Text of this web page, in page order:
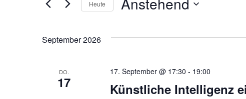
Ansichten,
Navigation
Schlüsselwort.Heute
September 2026
DO.
17 Künstliche Intelligenz
17. September @ 17:30 - 19:00